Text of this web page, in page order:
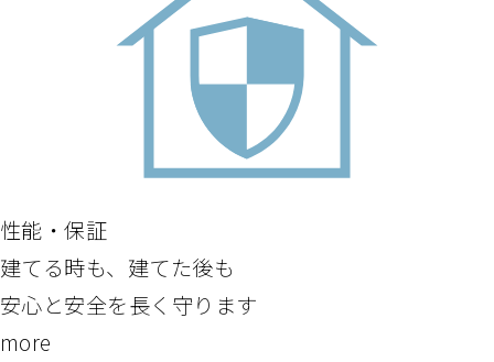
性能・保証
建てる時も、建てた後も
安心と安全を長く守ります
more